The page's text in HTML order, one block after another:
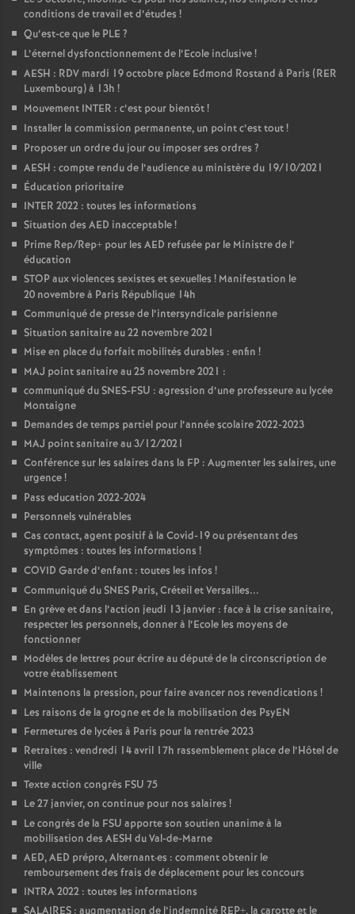
d
e
g
é
O
r
l
é
a
n
o
u
r
s
conditions de travail et d’études !
Qu’est-ce que le PLE ?
L’éternel dysfonctionnement de l’Ecole inclusive!
AESH : RDV mardi 19 octobre place Edmond Rostand à Paris (RER
Luxembourg) à 13h !
Mouvement INTER : c’est pour bientôt!
Installer la commission permanente, un point c’est tout!
Proposer un ordre du jour ou imposer ses ordres ?
AESH : compte rendu de l’audience au ministère du 19/10/2021
Éducation prioritaire
INTER 2022 : toutes les informations
Situation des AED inacceptable!
Prime Rep/Rep+ pour les AED refusée par le Ministre de l’
éducation
STOP aux violences sexistes et sexuelles ! Manifestation le
20 novembre à Paris République 14h
Communiqué de presse de l’intersyndicale parisienne
Situation sanitaire au 22 novembre 2021
Mise en place du forfait mobilités durables : enfin !
MAJ point sanitaire au 25 novembre 2021 :
communiqué du SNES-FSU : agression d’une professeure au lycée
Montaigne
Demandes de temps partiel pour l’année scolaire 2022-2023
MAJ point sanitaire au 3/12/2021
Conférence sur les salaires dans la FP : Augmenter les salaires, une
urgence!
Pass education 2022-2024
Personnels vulnérables
Cas contact, agent positif à la Covid-19 ou présentant des
symptômes : toutes les informations !
COVID Garde d’enfant : toutes les infos !
Communiqué du SNES Paris, Créteil et Versailles...
En grève et dans l’action jeudi 13 janvier : face à la crise sanitaire,
respecter les personnels, donner à l’Ecole les moyens de
fonctionner
Modèles de lettres pour écrire au député de la circonscription de
votre établissement
Maintenons la pression, pour faire avancer nos revendications !
Les raisons de la grogne et de la mobilisation des PsyEN
Fermetures de lycées à Paris pour la rentrée 2023
Retraites : vendredi 14 avril 17h rassemblement place de l’Hôtel de
ville
Texte action congrès FSU 75
Le 27 janvier, on continue pour nos salaires !
Le congrès de la FSU apporte son soutien unanime à la
mobilisation des AESH du Val-de-Marne
AED, AED prépro, Alternant·es : comment obtenir le
remboursement des frais de déplacement pour les concours
INTRA 2022 : toutes les informations